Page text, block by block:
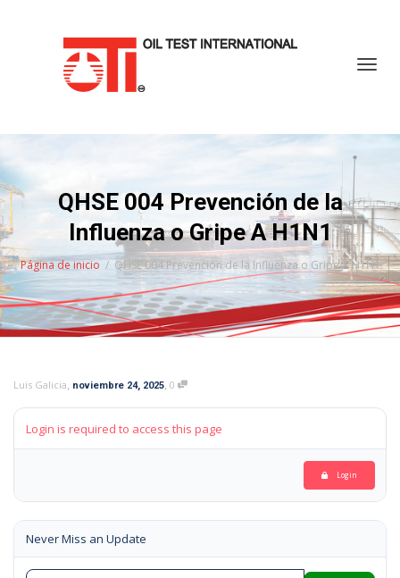
QHSE 004 Prevención de la
Influenza o Gripe A H1N1
Página de inicio QHSE 004 Prevención de la Influenza o Gripe A H1N1
Luis Galicia, noviembre 24, 2025, 0
Login is required to access this page
Login
Never Miss an Update